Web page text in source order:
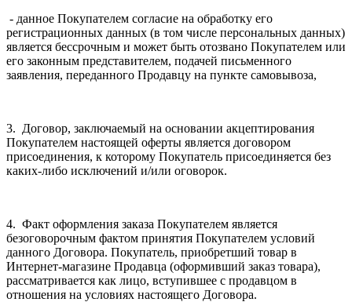
- данное Покупателем согласие на обработку его
регистрационных данных (в том числе персональных данных)
является бессрочным и может быть отозвано Покупателем или
его законным представителем, подачей письменного
заявления, переданного Продавцу на пункте самовывоза,
3. Договор, заключаемый на основании акцептирования
Покупателем настоящей оферты является договором
присоединения, к которому Покупатель присоединяется без
каких-либо исключений и/или оговорок.
4. Факт оформления заказа Покупателем является
безоговорочным фактом принятия Покупателем условий
данного Договора. Покупатель, приобретший товар в
Интернет-магазине Продавца (оформивший заказ товара),
рассматривается как лицо, вступившее с продавцом в
отношения на условиях настоящего Договора.